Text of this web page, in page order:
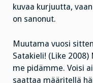
kuvaa kurjuutta,
on sanonut.
Muutama vuosi
Satakieli! (Like
me pidämme. Voisi
saattaa määritellä